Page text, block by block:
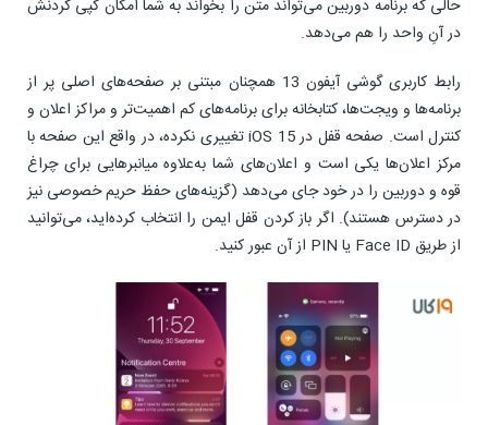
حالی که برنامه دوربین می‌تواند متن را بخواند به شما امکان کپی کردنش
در آنِ واحد را هم می‌دهد.
رابط کاربری گوشی آیفون 13 همچنان مبتنی بر صفحه‌های اصلی پر از
برنامه‌ها و ویجت‌ها، کتابخانه برای برنامه‌های کم اهمیت‌‌تر و مراکز اعلان و
کنترل است. صفحه قفل در iOS 15 تغییری نکرده، در واقع این صفحه با
مرکز اعلان‌ها یکی است و اعلان‌های شما به‌علاوه میانبرهایی برای چراغ
قوه و دوربین را در خود جای می‌دهد (گزینه‌های حفظ حریم خصوصی نیز
در دسترس هستند). اگر باز کردن قفل ایمن را انتخاب کرده‌اید، می‌توانید
از طریق Face ID یا PIN از آن عبور کنید.